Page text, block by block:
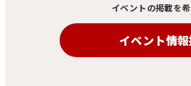
イベントの掲載を
イベント情